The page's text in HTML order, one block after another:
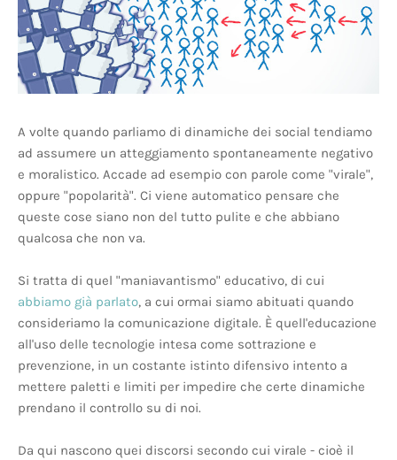
A volte quando parliamo di dinamiche dei social tendiamo
ad assumere un atteggiamento spontaneamente negativo
e moralistico. Accade ad esempio con parole come "virale",
oppure "popolarità". Ci viene automatico pensare che
queste cose siano non del tutto pulite e che abbiano
qualcosa che non va.
Si tratta di quel "maniavantismo" educativo, di cui
abbiamo già parlato, a cui ormai siamo abituati quando
consideriamo la comunicazione digitale. È quell'educazione
all'uso delle tecnologie intesa come sottrazione e
prevenzione, in un costante istinto difensivo intento a
mettere paletti e limiti per impedire che certe dinamiche
prendano il controllo su di noi.
Da qui nascono quei discorsi secondo cui virale - cioè il